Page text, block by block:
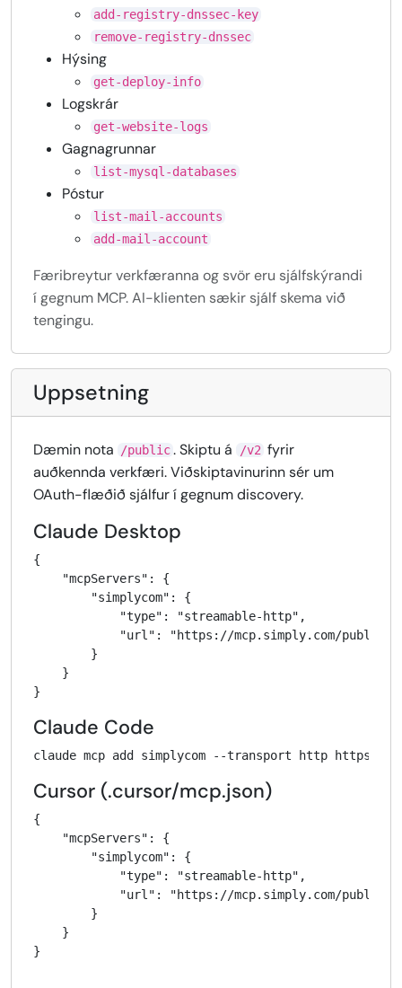
add-registry-dnssec-key
remove-registry-dnssec
Hýsing
get-deploy-info
Logskrár
get-website-logs
Gagnagrunnar
list-mysql-databases
Póstur
list-mail-accounts
add-mail-account
Færibreytur verkfæranna og svör eru sjálfskýrandi
í gegnum MCP. AI-klienten sækir sjálf skema við
tengingu.
Uppsetning
Dæmin nota /public . Skiptu á /v2 fyrir
auðkennda verkfæri. Viðskiptavinurinn sér um
OAuth-flæðið sjálfur í gegnum discovery.
Claude Desktop
{
    "mcpServers": {
        "simplycom": {
            "type": "streamable-http",
            "url": "https://mcp.simply.com/public"
        }
    }
}
Claude Code
claude mcp add simplycom --transport http https://
Cursor (.cursor/mcp.json)
{
    "mcpServers": {
        "simplycom": {
            "type": "streamable-http",
            "url": "https://mcp.simply.com/public"
        }
    }
}